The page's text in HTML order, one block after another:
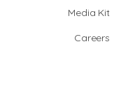
Media Kit
Careers